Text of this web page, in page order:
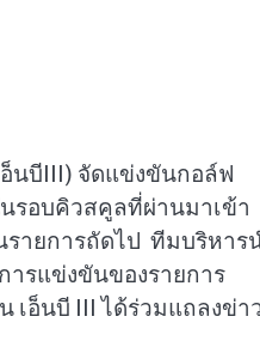
อ็นบีIII) จัดแข่งขันกอล์ฟ
รอบคิวสคูลที่ผ่านมาเข้า
ายการถัดไป ทีมบริหาร
รแข่งขันของรายการ
เอ็นบี III ได้ร่วมแถลงข่า